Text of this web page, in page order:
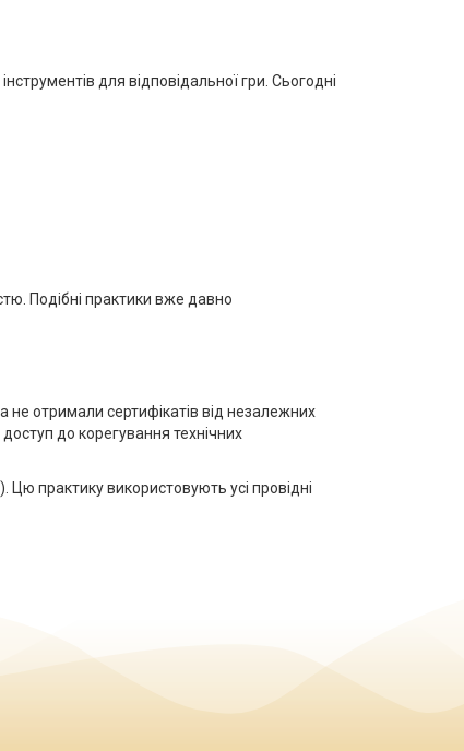
для відповідальної гри. Сьогодні
Подібні практики вже давно
не отримали сертифікатів від незалежних
до корегування технічних
Цю практику використовують усі провідні